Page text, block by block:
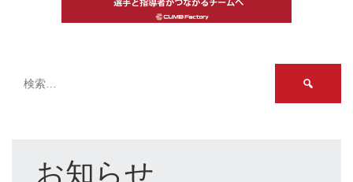
お知らせ